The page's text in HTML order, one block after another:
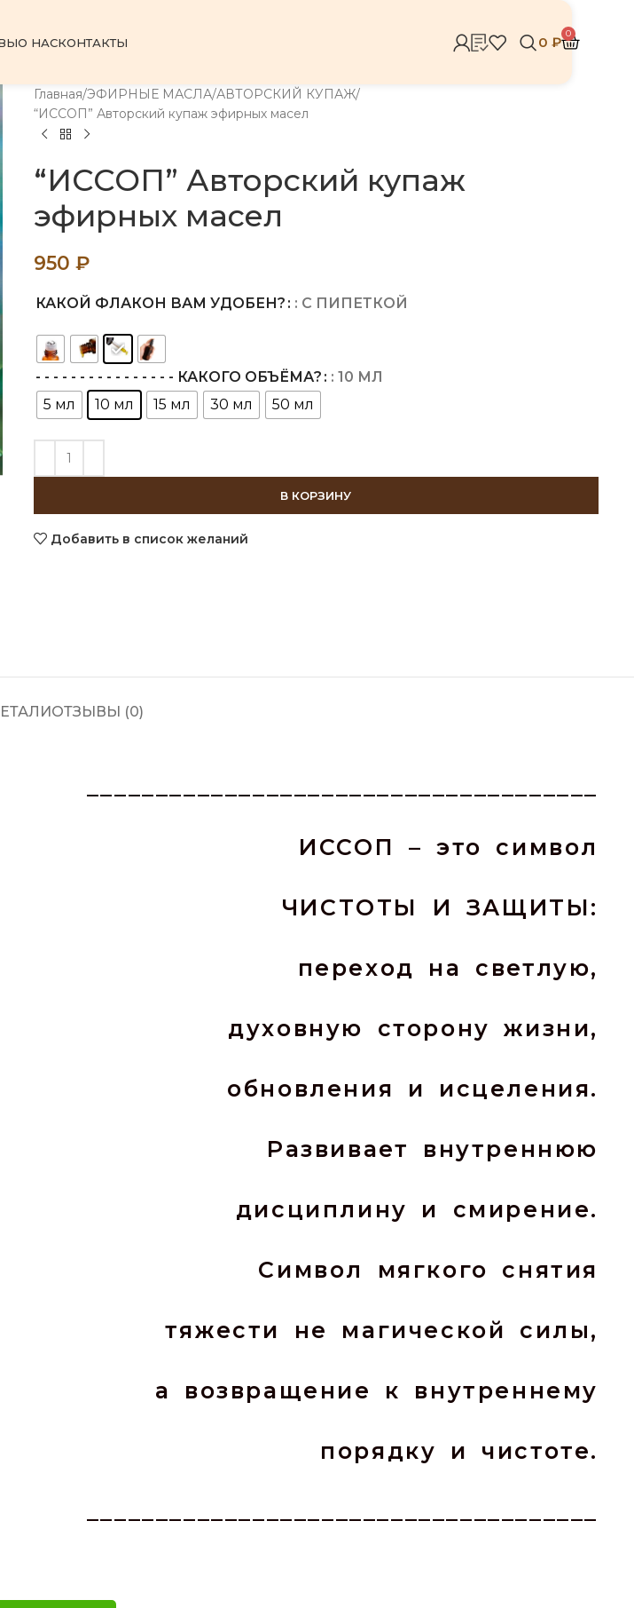
О НАСКОНТАКТЫ 0 ₽
0
Главная ЭФИРНЫЕ МАСЛА АВТОРСКИЙ КУПАЖ
“ИССОП” Авторский купаж эфирных масел
“ИССОП” Авторский купаж
эфирных масел
950 ₽
КАКОЙ ФЛАКОН ВАМ УДОБЕН? : С ПИПЕТКОЙ
- - - - - - - - - - - - - - - - КАКОГО ОБЪЁМА?
: 10 МЛ
5 мл
10 мл 15 мл 30 мл 50 мл
В КОРЗИНУ
Добавить в список желаний
ОТЗЫВЫ (0)
ИССОП – это символ
ЧИСТОТЫ И ЗАЩИТЫ:
переход на светлую,
духовную сторону жизни,
обновления и исцеления.
Развивает внутреннюю
дисциплину и смирение.
Символ мягкого снятия
тяжести не магической силы,
а возвращение к внутреннему
порядку и чистоте.